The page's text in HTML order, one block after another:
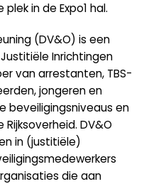
in de Expo1 hal.
(DV&O) is een
Inrichtingen
van arrestanten, TBS-
jongeren en
beveiligingsniveaus en
DV&O
in (justitiële)
die aan